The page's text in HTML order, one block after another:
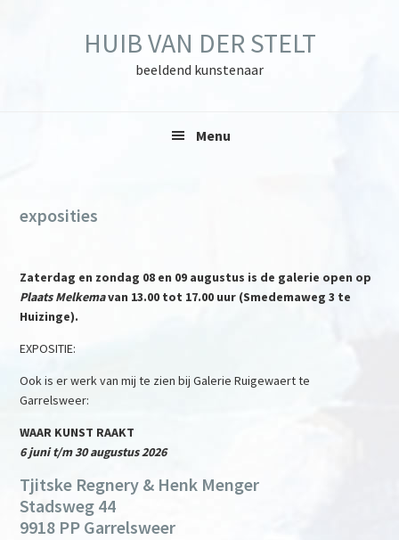
HUIB VAN DER STELT
beeldend kunstenaar
Menu
exposities
Zaterdag en zondag 08 en 09 augustus is de galerie open op
Plaats Melkemavan 13.00 tot 17.00 uur (Smedemaweg 3 te
Huizinge).
EXPOSITIE:
Ook is er werk van mij te zien bij Galerie Ruigewaert te
Garrelsweer:
WAAR KUNST RAAKT
6 juni t/m 30 augustus 2026
Tjitske Regnery & Henk Menger
Stadsweg 44
9918 PP Garrelsweer